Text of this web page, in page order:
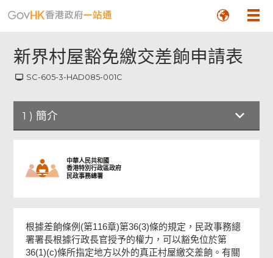
新界村屋豁免繳交差餉申請表
SC-605-3-HAD085-001C
1 ) 簡介
B 部 ─ 申請豁免差餉的物業資料
中華人民共和國
香港特別行政區政府
民政事務總署
根據差餉條例(第116章)第36(3)條的規定，民政事務總
署署長根據行政長官授予的權力，可以豁免位於第
36(1)(c)條所指定地方以外的真正村屋繳交差餉。有關